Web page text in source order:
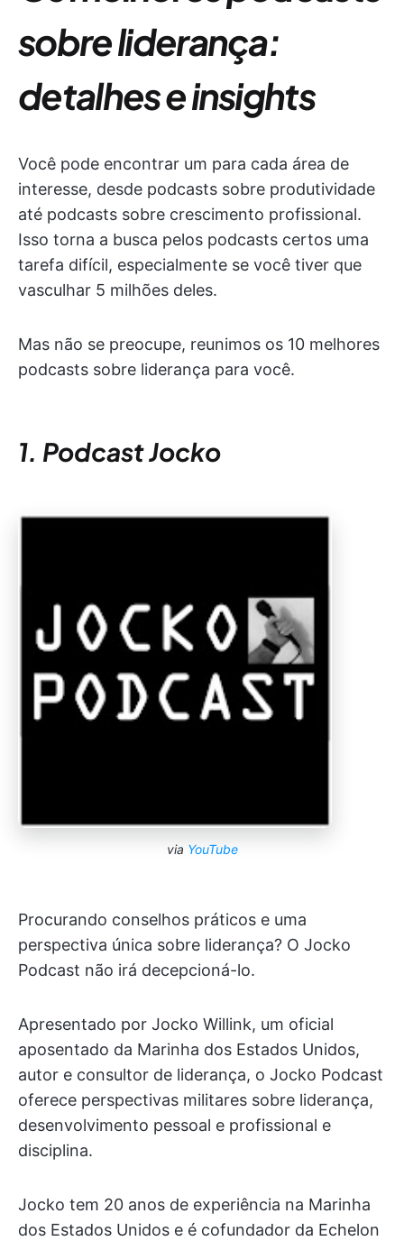
sobre liderança:
detalhes e insights
Você pode encontrar um para cada área de
interesse, desde podcasts sobre produtividade
até podcasts sobre crescimento profissional.
Isso torna a busca pelos podcasts certos uma
tarefa difícil, especialmente se você tiver que
vasculhar 5 milhões deles.
Mas não se preocupe, reunimos os 10 melhores
podcasts sobre liderança para você.
1. Podcast Jocko
via YouTube
Procurando conselhos práticos e uma
perspectiva única sobre liderança? O Jocko
Podcast não irá decepcioná-lo.
Apresentado por Jocko Willink, um oficial
aposentado da Marinha dos Estados Unidos,
autor e consultor de liderança, o Jocko Podcast
oferece perspectivas militares sobre liderança,
desenvolvimento pessoal e profissional e
disciplina.
Jocko tem 20 anos de experiência na Marinha
dos Estados Unidos e é cofundador da Echelon